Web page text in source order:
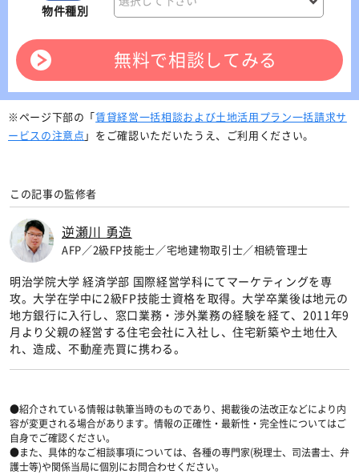
物件種別
無料で相談してみる
※ページ下部の「賃貸経営一括相談および土地活用プラン一括請求サ
ービスの注意点 」をご確認いただいたうえ、ご利用ください。
この記事の監修者
逆瀬川 勇造
AFP／2級FP技能士／宅地建物取引士／相続管理士
明治学院大学 経済学部 国際経営学科にてマーケティングを専
攻。大学在学中に2級FP技能士資格を取得。大学卒業後は地元の
地方銀行に入行し、窓口業務・渉外業務の経験を経て、2011年9
月より父親の経営する住宅会社に入社し、住宅新築や土地仕入
れ、造成、不動産売買に携わる。
●紹介されている情報は執筆当時のものであり、掲載後の法改正などにより内
容が変更される場合があります。情報の正確性・最新性・完全性についてはご
自身でご確認ください。
●また、具体的なご相談事項については、各種の専門家(税理士、司法書士、弁
護士等)や関係当局に個別にお問合わせください。